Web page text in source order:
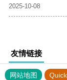
2025-10-08
友情链接
网站地图